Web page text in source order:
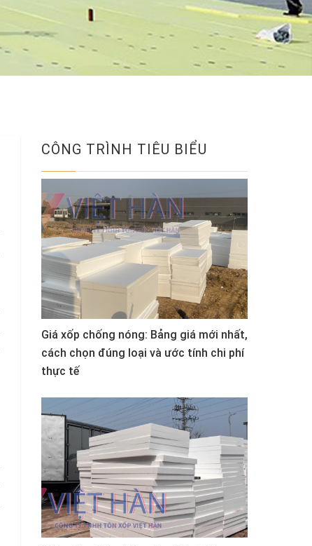
CÔNG TRÌNH TIÊU BIỂU
Giá xốp chống nóng: Bảng giá mới nhất,
cách chọn đúng loại và ước tính chi phí
thực tế